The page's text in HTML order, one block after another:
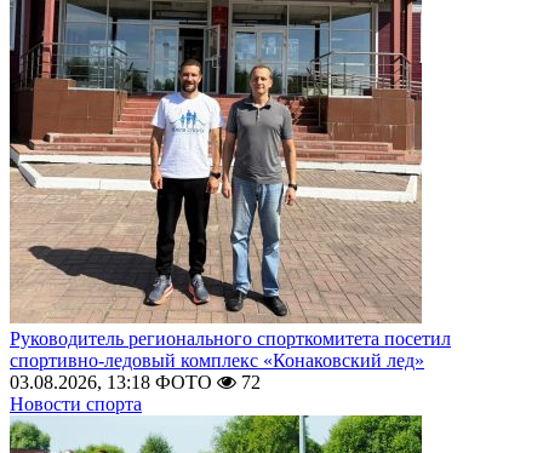
Руководитель регионального спорткомитета посетил
спортивно-ледовый комплекс «Конаковский лед»
03.08.2026, 13:18 ФОТО
72
Новости спорта